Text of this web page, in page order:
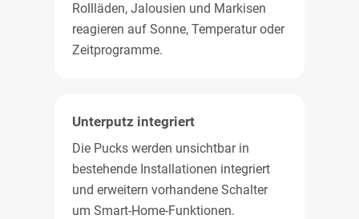
Rollläden, Jalousien und Markisen
reagieren auf Sonne, Temperatur oder
Zeitprogramme.
Unterputz integriert
Die Pucks werden unsichtbar in
bestehende Installationen integriert
und erweitern vorhandene Schalter
um Smart-Home-Funktionen.